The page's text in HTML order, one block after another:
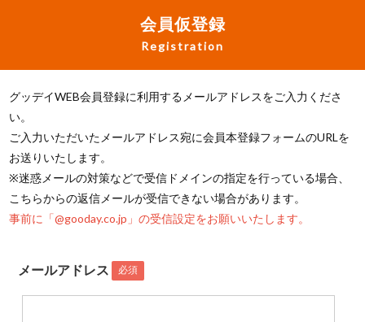
会員仮登録
Registration
グッデイWEB会員登録に利用するメールアドレスをご入力くださ
い。
ご入力いただいたメールアドレス宛に会員本登録フォームのURLを
お送りいたします。
※迷惑メールの対策などで受信ドメインの指定を行っている場合、
こちらからの返信メールが受信できない場合があります。
事前に「@gooday.co.jp」の受信設定をお願いいたします。
メールアドレス 必須